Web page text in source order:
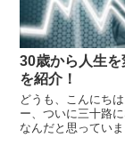
30歳から人生
を紹介！
どうも、こんにち
ー、ついに三十路
なんだと思ってい
の人生は人それぞ